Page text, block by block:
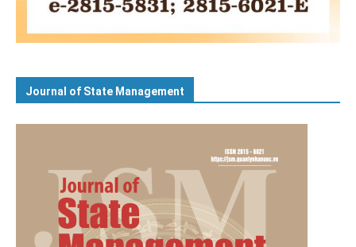
Journal of State Management